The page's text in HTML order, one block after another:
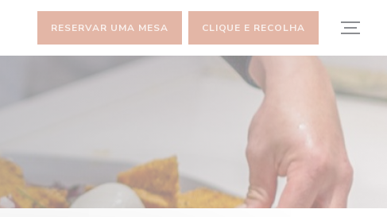
RESERVAR UMA MESA CLIQUE E RECOLHA